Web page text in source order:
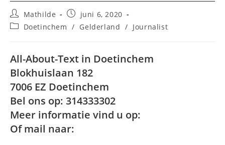
Bericht
auteur:
Mathilde
Bericht
gepubliceerd
op:
juni 6, 2020
Berichtcategorie:
Doetinchem / Gelderland / Journalist
All-About-Text in Doetinchem
Blokhuislaan 182
7006 EZ Doetinchem
Bel ons op: 314333302
Meer informatie vind u op:
Of mail naar: